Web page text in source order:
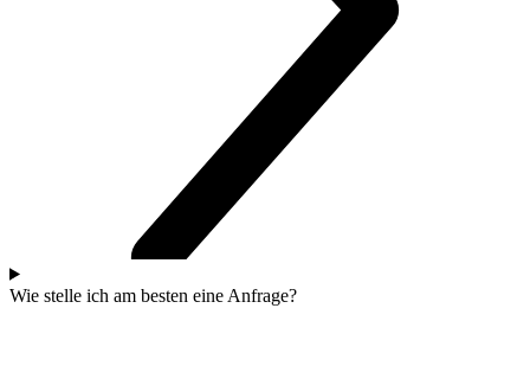
Wie stelle ich am besten eine Anfrage?